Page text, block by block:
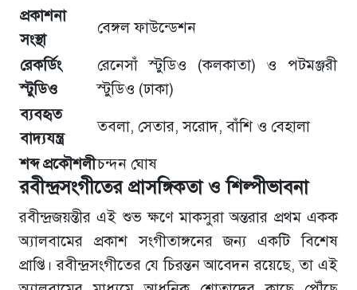
প্রকাশনা
সংস্থা
বেঙ্গল ফাউন্ডেশন
রেকর্ডিং
স্টুডিও
রেনেসাঁ স্টুডিও (কলকাতা) ও পটমঞ্জরী
স্টুডিও (ঢাকা)
ব্যবহৃত
বাদ্যযন্ত্র
তবলা, সেতার, সরোদ, বাঁশি ও বেহালা
শব্দ প্রকৌশলীচন্দন ঘোষ
রবীন্দ্রসংগীতের প্রাসঙ্গিকতা ও শিল্পীভাবনা
রবীন্দ্রজয়ন্তীর এই শুভ ক্ষণে মাকসুরা অন্তরার প্রথম একক
অ্যালবামের প্রকাশ সংগীতাঙ্গনের জন্য একটি বিশেষ
প্রাপ্তি। রবীন্দ্রসংগীতের যে চিরন্তন আবেদন রয়েছে, তা এই